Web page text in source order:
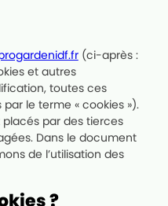
(ci-après :
et autres
toutes ces
le terme « cookies »).
par des tierces
Dans le document
de l’utilisation des
?